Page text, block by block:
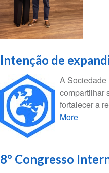
Intenção de
A Sociedade
compartilhar
fortalecer a
More
8º Congresso